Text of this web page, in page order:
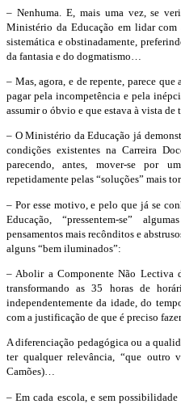
– Nenhuma. E, mais uma vez, se
Ministério da Educação em lidar com
sistemática e obstinadamente,
da fantasia e do dogmatismo…
– Mas, agora, e de repente, parece
pagar pela incompetência e pela
assumir o óbvio e que estava à vista
– O Ministério da Educação já
condições existentes na Carreira
parecendo, antes, mover-se por
repetidamente pelas “soluções” mais
– Por esse motivo, e pelo que já se
Educação, “pressentem-se”
pensamentos mais recônditos e
alguns “bem iluminados”:
– Abolir a Componente Não Lectiva
transformando as 35 horas de
independentemente da idade, do
com a justificação de que é preciso
A diferenciação pedagógica ou a
ter qualquer relevância, “que outro
Camões)…
– Em cada escola, e sem